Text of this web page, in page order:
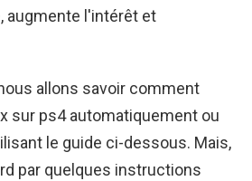
augmente l'intérêt et
allons savoir comment
sur ps4 automatiquement ou
le guide ci-dessous. Mais,
par quelques instructions